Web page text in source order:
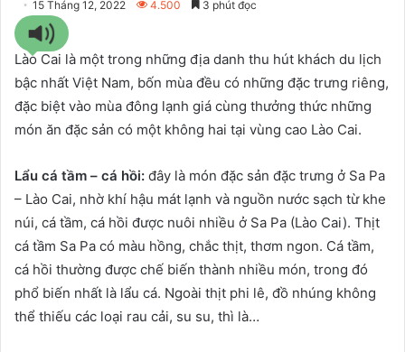
15 Tháng 12, 2022 4.500 3 phút đọc
Lào Cai là một trong những địa danh thu hút khách du lịch
bậc nhất Việt Nam, bốn mùa đều có những đặc trưng riêng,
đặc biệt vào mùa đông lạnh giá cùng thưởng thức những
món ăn đặc sản có một không hai tại vùng cao Lào Cai.
Lẩu cá tầm – cá hồi: đây là món đặc sản đặc trưng ở Sa Pa
– Lào Cai, nhờ khí hậu mát lạnh và nguồn nước sạch từ khe
núi, cá tầm, cá hồi được nuôi nhiều ở Sa Pa (Lào Cai). Thịt
cá tầm Sa Pa có màu hồng, chắc thịt, thơm ngon. Cá tầm,
cá hồi thường được chế biến thành nhiều món, trong đó
phổ biến nhất là lẩu cá. Ngoài thịt phi lê, đồ nhúng không
thể thiếu các loại rau cải, su su, thì là…